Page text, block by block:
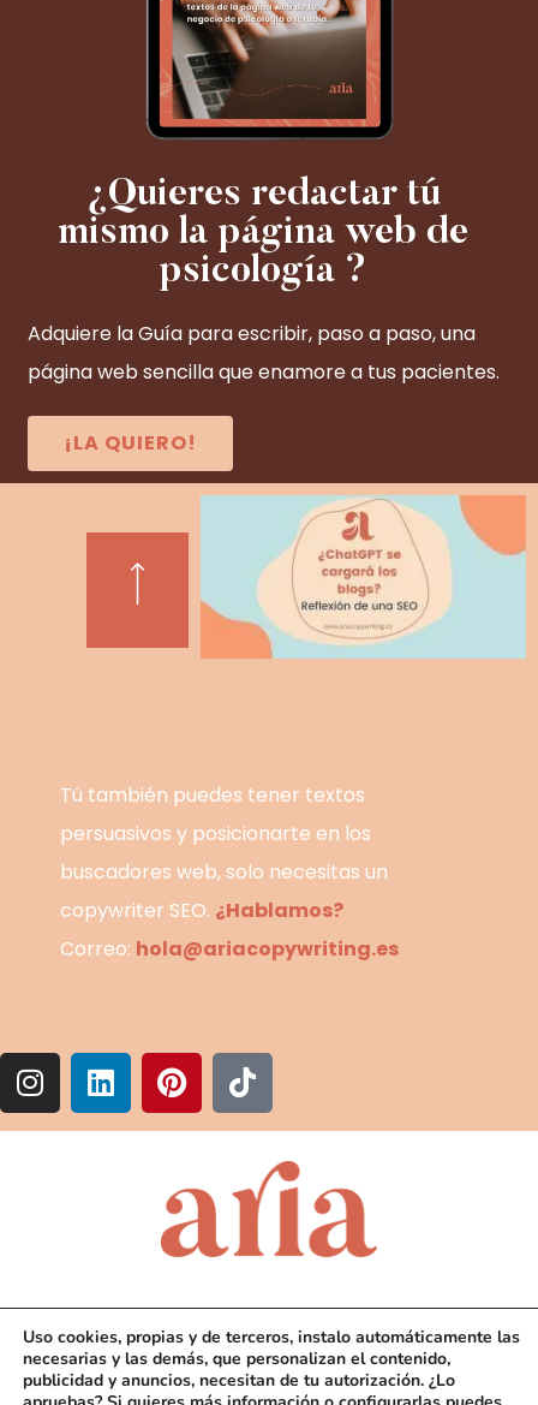
¿Quieres redactar tú
mismo la página web de
psicología ?
Adquiere la Guía para escribir, paso a paso, una
página web sencilla que enamore a tus pacientes.
¡LA QUIERO!
Tú también puedes tener textos
persuasivos y posicionarte en los
buscadores web, solo necesitas un
copywriter SEO. ¿Hablamos?
Correo: hola@ariacopywriting.es
©2026Ariadna Arias. Todos los derechos reservados. Diseño
Uso cookies, propias y de terceros, instalo automáticamente las
necesarias y las demás, que personalizan el contenido,
publicidad y anuncios, necesitan de tu autorización. ¿Lo